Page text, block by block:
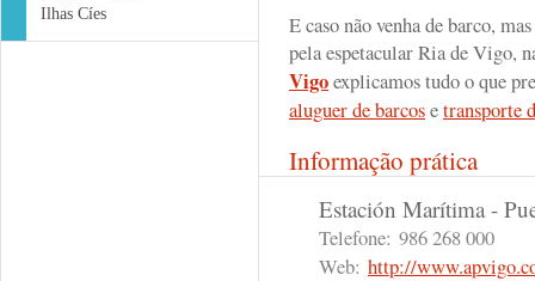
Ilhas Cíes
E caso não venha de barco,
pela espetacular Ria de Vigo,
Vigoexplicamos tudo o que
aluguer de barcosetransporte
Informação prática
Estación Marítima -
Telefone: 986 268 000
Web: http://